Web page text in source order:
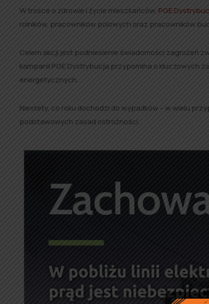
W trosce o zdrowie i życie mieszkańców, PGE
rolników, pracowników polowych oraz pracowników
Celem akcji jest podniesienie świadomości zagrożeń
kampanii PGE Dystrybucja przypomina o kluczowych
energetycznych.
Niestety, co roku dochodzi do wypadków – w wielu
podstawowych zasad ostrożności.